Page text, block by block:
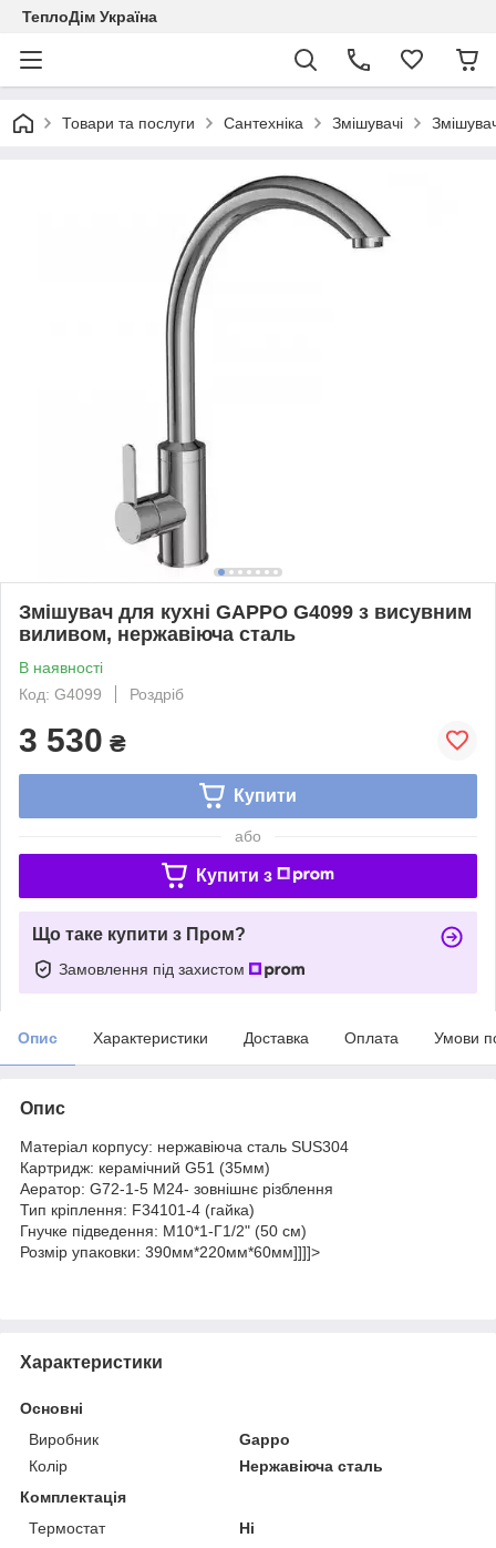
ТеплоДім Україна
Товари та послуги Сантехніка Змішувачі
Змішувач для кухні GAPPO G4099 з висувним
виливом, нержавіюча сталь
В наявності
Код: G4099
Роздріб
3 530 ₴
Купити
або
Купити з
Що таке купити з Пром?
Замовлення під захистом
Опис Характеристики Доставка Оплата Умови
Опис
Матеріал корпусу: нержавіюча сталь SUS304
Картридж: керамічний G51 (35мм)
Аератор: G72-1-5 М24- зовнішнє різблення
Тип кріплення: F34101-4 (гайка)
Гнучке підведення: М10*1-Г1/2" (50 см)
Розмір упаковки: 390мм*220мм*60мм]]]]>
Характеристики
Основні
Виробник
Gappo
Колір
Нержавіюча сталь
Комплектація
Термостат
Ні